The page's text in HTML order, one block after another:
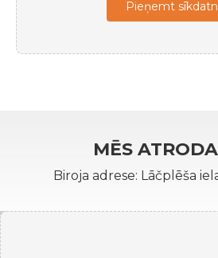
Pieņemt
MĒS
Biroja adrese: Lāčplēša